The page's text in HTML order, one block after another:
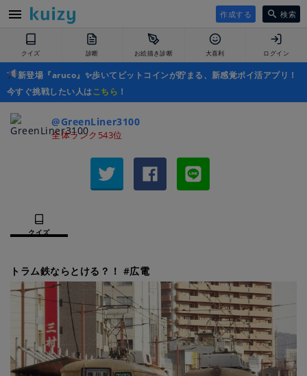
作成する 検索
クイズ 診断 お絵描き診断 大喜利 ログイン
新登場『aruco』✨歩いてビットコインが貯まる、新感覚ポイ活アプリ！
今すぐ挑戦したい人はこちら ！
@GreenLiner3100
全体ランク543位
クイズ
トラム鉄ならとける？！ #広電